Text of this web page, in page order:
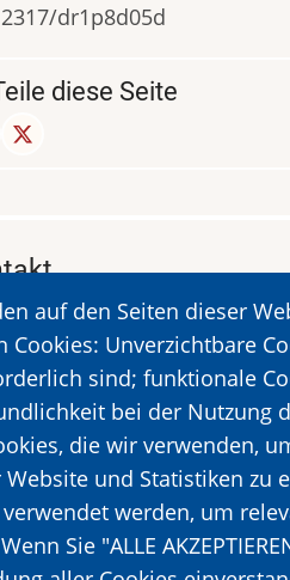
dr1p8d05d
diese Seite
auf den Seiten dieser
Cookies: Unverzichtbare
sind; funktionale
bei der Nutzung
die wir verwenden,
und Statistiken zu
verwendet werden, um
Sie "ALLE
DES HOLOCAUSTS DER
1-5, Kalavrita, PLZ 25001
,
www.dmko.gr ||